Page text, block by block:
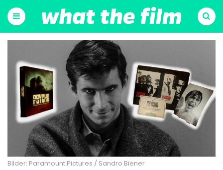
Menu Suchen
Bilder: Paramount Pictures / Sandro Biener